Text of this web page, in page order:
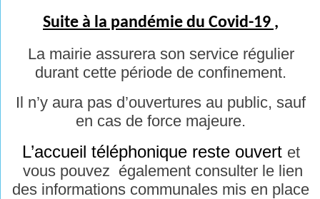
Suite à la pandémie du Covid-19 ,
La mairie assurera son service régulier
durant cette période de confinement.
Il n’y aura pas d’ouvertures au public, sauf
en cas de force majeure.
L’accueil téléphonique reste ouvert et
vous pouvez également consulter le lien
des informations communales mis en place